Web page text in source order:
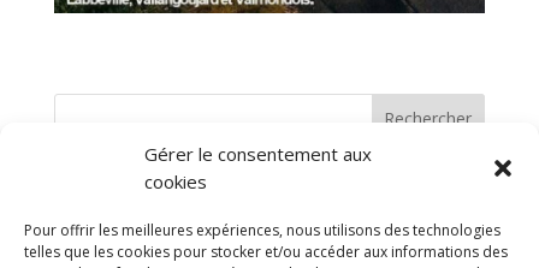
Gérer le consentement aux
cookies
Pour offrir les meilleures expériences, nous utilisons des technologies
telles que les cookies pour stocker et/ou accéder aux informations des
Rechercher
Articles récents
Mon beau sapin, roi des forêts..